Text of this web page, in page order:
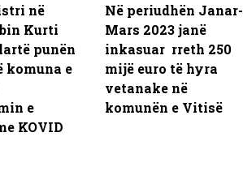
në
Kurti
punën
komuna e
e
KOVID
Në periudhën Janar-
Mars 2023 janë
inkasuar rreth 250
mijë euro të hyra
vetanake në
komunën e Vitisë